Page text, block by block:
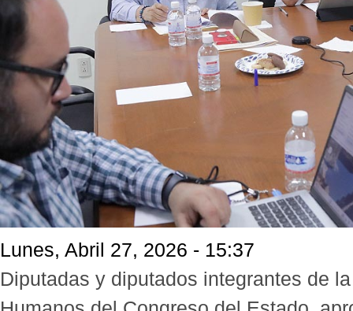
Lunes, Abril 27, 2026 - 15:37
Diputadas y diputados integrantes de